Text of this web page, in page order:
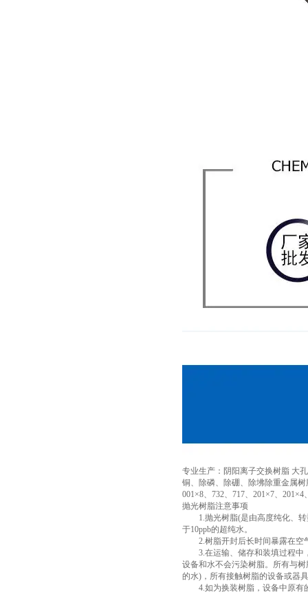
专业生产：阴阳离子交换树脂 大
铜、除磷、除硼、除坲除重金属
001×8、732、717、201×7、
抛光树脂注意事项
1.抛光树脂(是由高度纯化、转
于10ppb的超纯水。
2.树脂开封后长时间暴露在空
3.在运输、储存和装填过程中，
设备和水不会污染树脂。所有与
的水)，所有接触树脂的设备或器
4.如为换装树脂，设备中原有